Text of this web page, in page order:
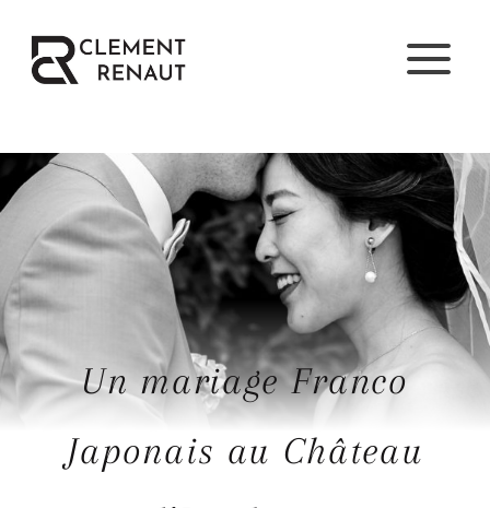
au
contenu
Un mariage Franco
Japonais au Château